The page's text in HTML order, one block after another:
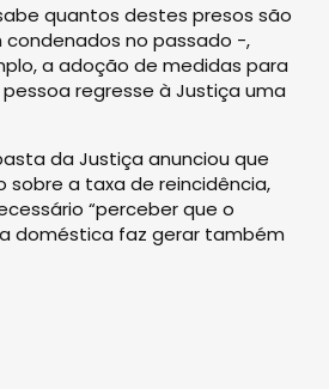
quantos destes presos são
no passado -,
a adoção de medidas para
regresse à Justiça uma
da Justiça anunciou que
a taxa de reincidência,
“perceber que o
doméstica faz gerar também